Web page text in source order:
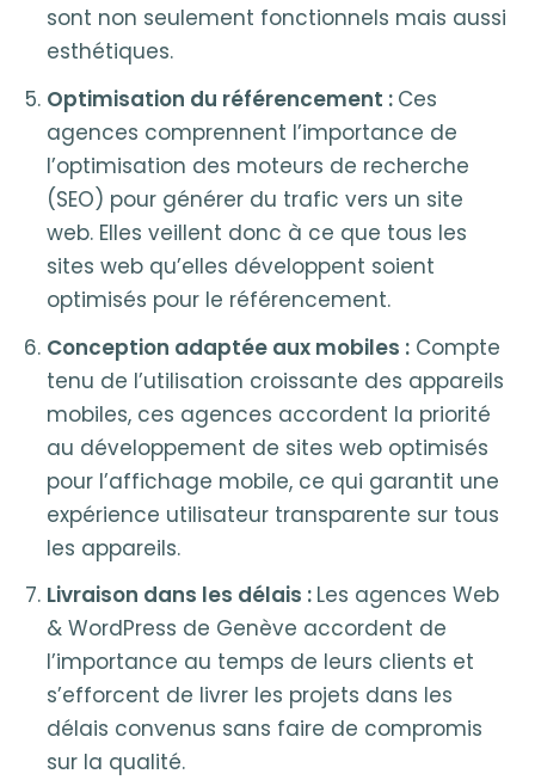
sont non seulement fonctionnels mais aussi
esthétiques.
Optimisation du référencement : Ces
agences comprennent l’importance de
l’optimisation des moteurs de recherche
(SEO) pour générer du trafic vers un site
web. Elles veillent donc à ce que tous les
sites web qu’elles développent soient
optimisés pour le référencement.
Conception adaptée aux mobiles : Compte
tenu de l’utilisation croissante des appareils
mobiles, ces agences accordent la priorité
au développement de sites web optimisés
pour l’affichage mobile, ce qui garantit une
expérience utilisateur transparente sur tous
les appareils.
Livraison dans les délais : Les agences Web
& WordPress de Genève accordent de
l’importance au temps de leurs clients et
s’efforcent de livrer les projets dans les
délais convenus sans faire de compromis
sur la qualité.